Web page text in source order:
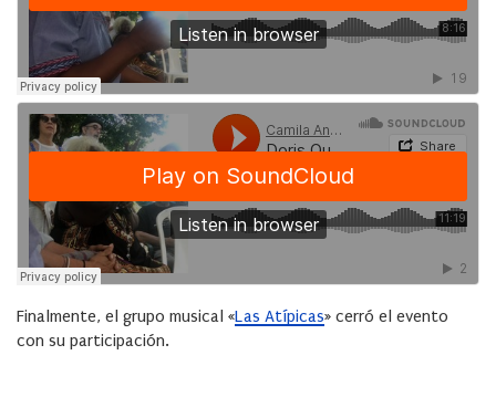
Finalmente, el grupo musical «Las Atípicas» cerró el evento
con su participación.